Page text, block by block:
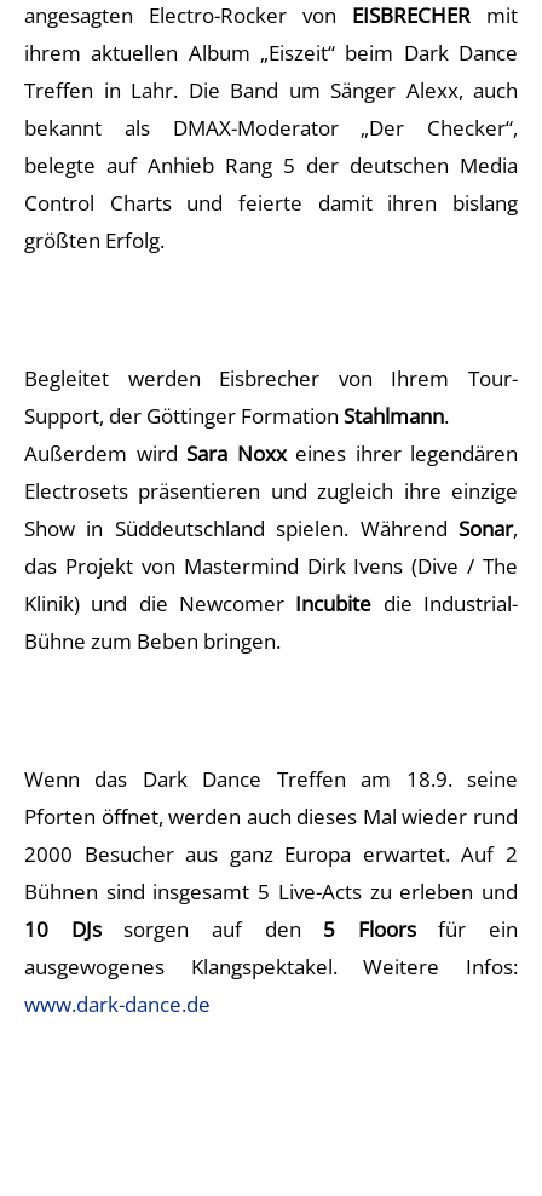
angesagten Electro-Rocker von EISBRECHER mit
ihrem aktuellen Album „Eiszeit“ beim Dark Dance
Treffen in Lahr. Die Band um Sänger Alexx, auch
bekannt als DMAX-Moderator „Der Checker“,
belegte auf Anhieb Rang 5 der deutschen Media
Control Charts und feierte damit ihren bislang
größten Erfolg.
Begleitet werden Eisbrecher von Ihrem Tour-
Support, der Göttinger Formation Stahlmann.
Außerdem wird Sara Noxxeines ihrer legendären
Electrosets präsentieren und zugleich ihre einzige
Show in Süddeutschland spielen. Während Sonar,
das Projekt von Mastermind Dirk Ivens (Dive / The
Klinik) und die Newcomer Incubite die Industrial-
Bühne zum Beben bringen.
Wenn das Dark Dance Treffen am 18.9. seine
Pforten öffnet, werden auch dieses Mal wieder rund
2000 Besucher aus ganz Europa erwartet. Auf 2
Bühnen sind insgesamt 5 Live-Acts zu erleben und
10 DJssorgen auf den 5 Floorsfür ein
ausgewogenes Klangspektakel. Weitere Infos:
www.dark-dance.de